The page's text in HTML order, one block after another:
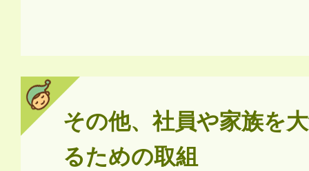
その他、社員や家族を
るための取組